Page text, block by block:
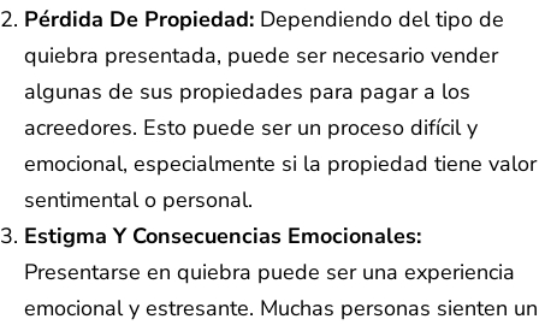
Pérdida De Propiedad: Dependiendo del tipo de
quiebra presentada, puede ser necesario vender
algunas de sus propiedades para pagar a los
acreedores. Esto puede ser un proceso difícil y
emocional, especialmente si la propiedad tiene valor
sentimental o personal.
Estigma Y Consecuencias Emocionales:
Presentarse en quiebra puede ser una experiencia
emocional y estresante. Muchas personas sienten un